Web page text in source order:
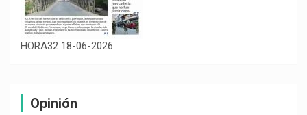
HORA32 18-06-2026
Opinión